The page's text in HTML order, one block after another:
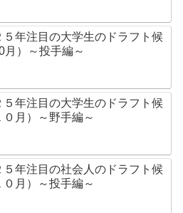
５年注目の大学生のドラフト候
月）～投手編～
５年注目の大学生のドラフト候
０月）～野手編～
５年注目の社会人のドラフト候
０月）～投手編～